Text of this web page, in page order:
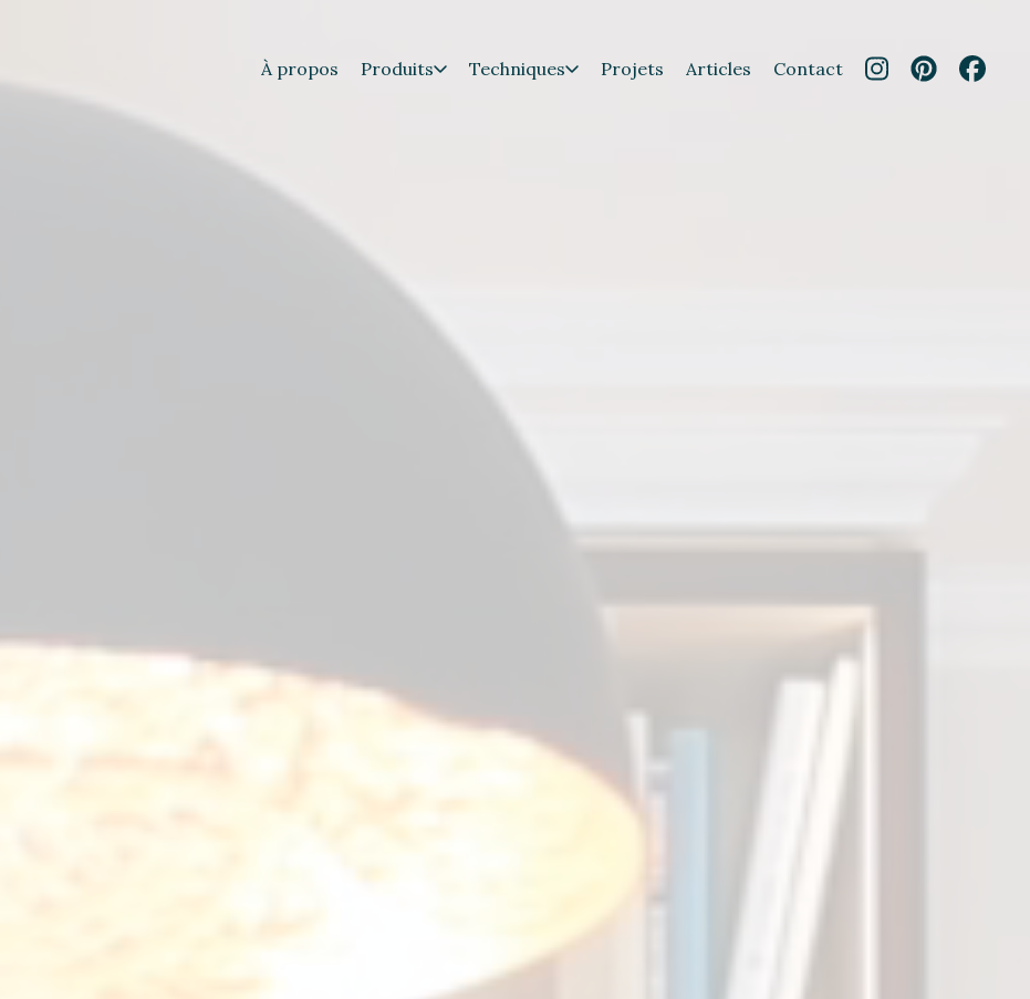
À propos Produits Techniques Projets Articles Contact